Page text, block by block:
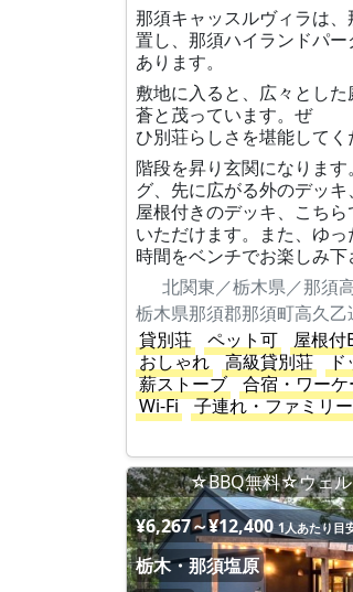
那須キャッスルヴィラは
置し、那須ハイランドパ
あります。
敷地に入ると、広々とし
蒼と茂っています。ぜ
ひ別荘らしさを堪能してく
階段を昇り玄関になりま
グ、先に広がる外のデッ
屋根付きのデッキ、こち
いただけます。また、ゆっ
時間をベンチでお楽しみ下
北関東／栃木県／那須
栃木県那須郡那須町高久
貸別荘
ペット可 屋根付
おしゃれ
高級貸別荘 ド
薪ストーブ
合宿・ワー
Wi-Fi
子連れ・ファミリー
☆BBQ無料☆ウェル
¥6,267～¥12,400 1人あたり目
栃木・那須塩原